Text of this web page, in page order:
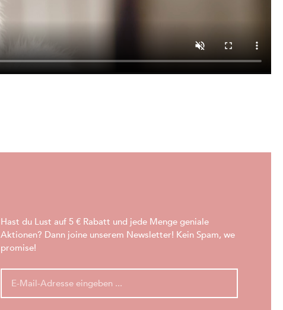
Hast du Lust auf 5 € Rabatt und jede Menge geniale
Aktionen? Dann joine unserem Newsletter! Kein Spam, we
promise!